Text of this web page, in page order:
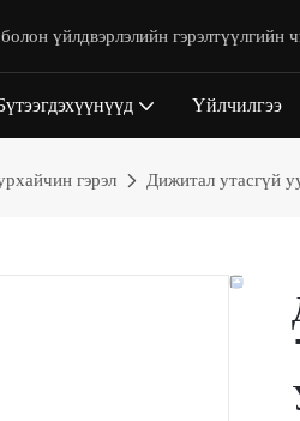
үйлдвэрлэлийн гэрэлтүүлгийн
Үйлчилгээ
гэрэл Дижитал утасгүй